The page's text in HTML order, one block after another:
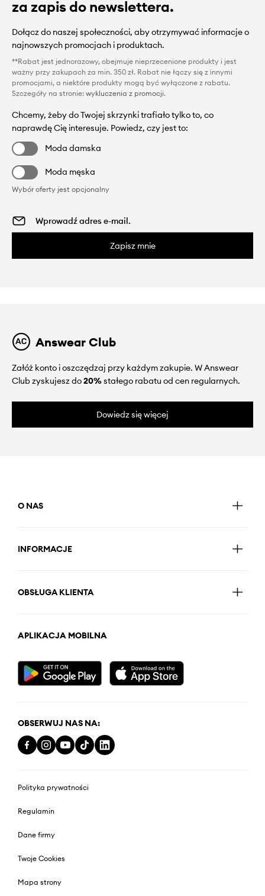
za zapis do newslettera.
Dołącz do naszej społeczności, aby otrzymywać informacje o
najnowszych promocjach i produktach.
**Rabat jest jednorazowy, obejmuje nieprzecenione produkty i jest
ważny przy zakupach za min. 350 zł. Rabat nie łączy się z innymi
promocjami, a niektóre produkty mogą być wyłączone z rabatu.
Szczegóły na stronie: wykluczenia z promocji.
Chcemy, żeby do Twojej skrzynki trafiało tylko to, co
naprawdę Cię interesuje. Powiedz, czy jest to:
Moda damska
Moda męska
Wybór oferty jest opcjonalny
Zapisz mnie
Answear Club
Załóż konto i oszczędzaj przy każdym zakupie. W Answear
Club zyskujesz do20%stałego rabatu od cen regularnych.
Dowiedz się więcej
O NAS
INFORMACJE
OBSŁUGA KLIENTA
APLIKACJA MOBILNA
OBSERWUJ NAS NA:
Polityka prywatności
Regulamin
Dane firmy
Twoje Cookies
Mapa strony